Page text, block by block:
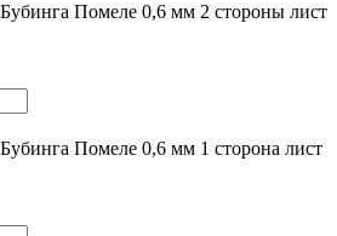
Помеле 0,6 мм 2 стороны лист
Помеле 0,6 мм 1 сторона лист